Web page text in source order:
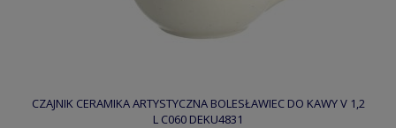
CZAJNIK CERAMIKA ARTYSTYCZNA BOLESŁAWIEC DO KAWY V 1,2
L C060 DEKU4831